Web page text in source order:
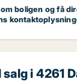
boligen og få
i 4261